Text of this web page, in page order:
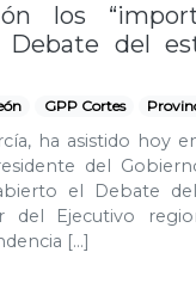
los
del
GPP Cortes
ha asistido hoy
del
el Debate
del Ejecutivo
[…]